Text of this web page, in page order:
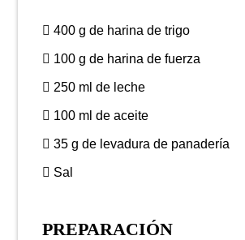
400 g de harina de trigo
100 g de harina de fuerza
250 ml de leche
100 ml de aceite
35 g de levadura de panadería
Sal
PREPARACIÓN